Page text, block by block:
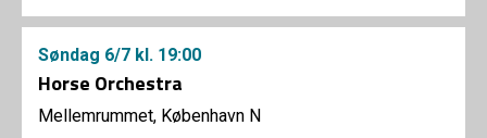
Søndag 6/7 kl. 19:00
Horse Orchestra
Mellemrummet, København N